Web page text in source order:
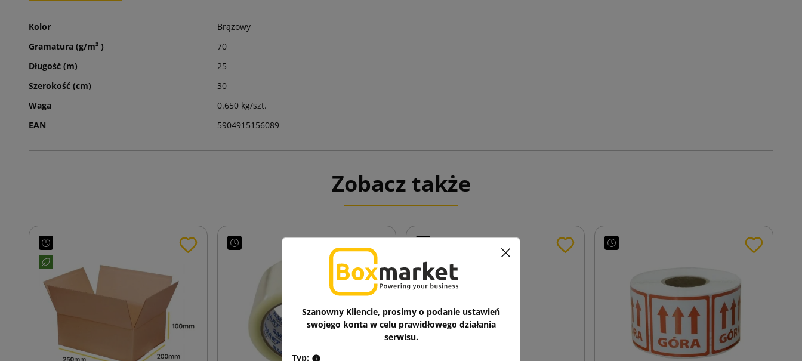
Kolor
Brązowy
Gramatura (g/m² )
70
Długość (m)
25
Szerokość (cm)
30
Waga
0.650 kg/szt.
EAN
5904915156089
Zobacz także
Szanowny Kliencie, prosimy o podanie ustawień
swojego konta w celu prawidłowego działania
serwisu.
Typ: